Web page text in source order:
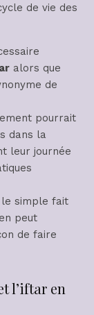
de vie des
alors que
de
pourrait
dans la
leur journée
le simple fait
peut
de faire
l’iftar en